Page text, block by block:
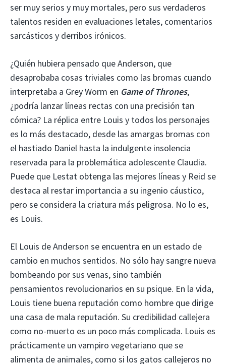
ser muy serios y muy mortales, pero sus verdaderos
talentos residen en evaluaciones letales, comentarios
sarcásticos y derribos irónicos.
¿Quién hubiera pensado que Anderson, que
desaprobaba cosas triviales como las bromas cuando
interpretaba a Grey Worm en Game of Thrones,
¿podría lanzar líneas rectas con una precisión tan
cómica? La réplica entre Louis y todos los personajes
es lo más destacado, desde las amargas bromas con
el hastiado Daniel hasta la indulgente insolencia
reservada para la problemática adolescente Claudia.
Puede que Lestat obtenga las mejores líneas y Reid se
destaca al restar importancia a su ingenio cáustico,
pero se considera la criatura más peligrosa. No lo es,
es Louis.
El Louis de Anderson se encuentra en un estado de
cambio en muchos sentidos. No sólo hay sangre nueva
bombeando por sus venas, sino también
pensamientos revolucionarios en su psique. En la vida,
Louis tiene buena reputación como hombre que dirige
una casa de mala reputación. Su credibilidad callejera
como no-muerto es un poco más complicada. Louis es
prácticamente un vampiro vegetariano que se
alimenta de animales, como si los gatos callejeros no